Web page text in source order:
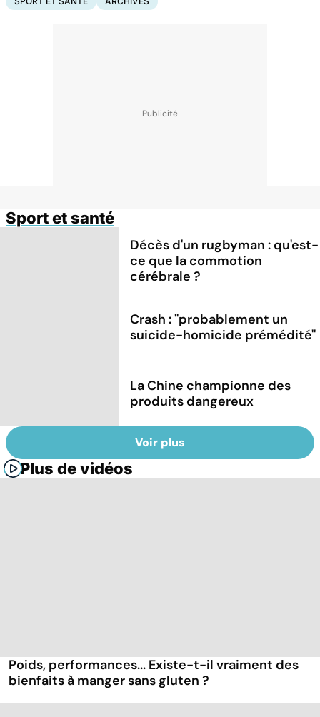
Sport et santé
Décès d'un rugbyman : qu'est-
ce que la commotion
cérébrale ?
Crash : ''probablement un
suicide-homicide prémédité''
La Chine championne des
produits dangereux
Voir plus
Plus de vidéos
Poids, performances... Existe-t-il vraiment des
bienfaits à manger sans gluten ?